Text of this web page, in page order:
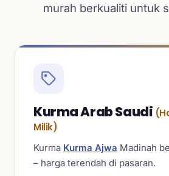
murah berkualiti untuk
Kurma Arab Saudi
Milik)
Kurma Kurma Ajwa Madinah
– harga terendah di pasaran.